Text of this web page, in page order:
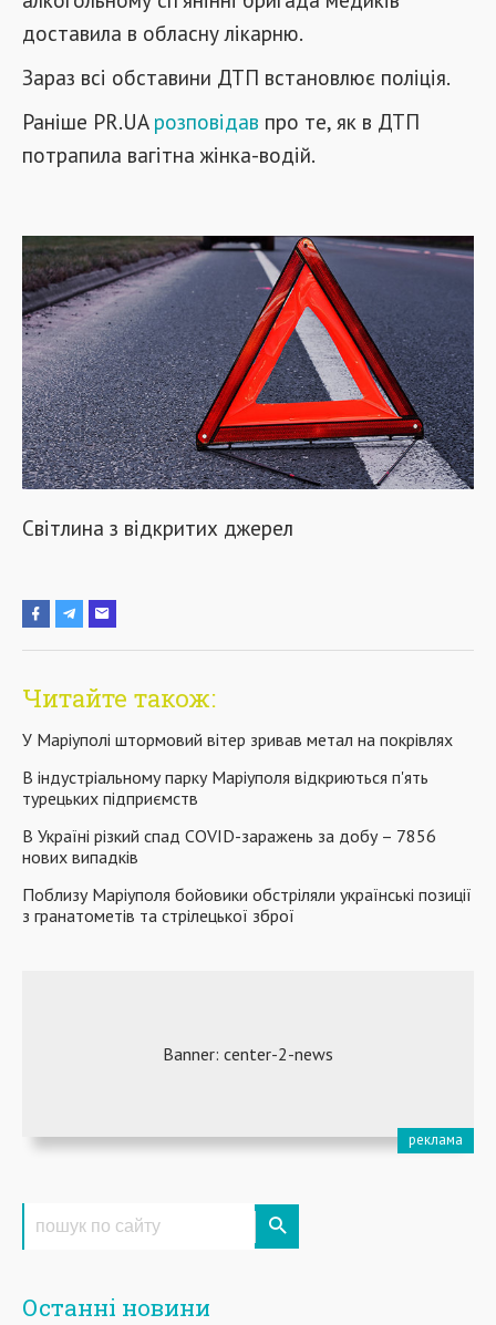
доставила в обласну лікарню.
Зараз всі обставини ДТП встановлює поліція.
Раніше PR.UA розповідав про те, як в ДТП
потрапила вагітна жінка-водій.
Світлина з відкритих джерел
Читайте також:
У Маріуполі штормовий вітер зривав метал на покрівлях
В індустріальному парку Маріуполя відкриються п'ять
турецьких підприємств
В Україні різкий спад COVID-заражень за добу – 7856
нових випадків
Поблизу Маріуполя бойовики обстріляли українські позиції
з гранатометів та стрілецької зброї
Останні новини